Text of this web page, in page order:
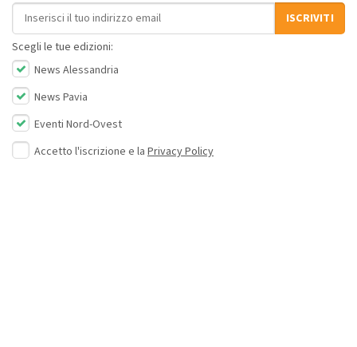
Indirizzo email
ISCRIVITI
Scegli le tue edizioni:
News Alessandria
News Pavia
Eventi Nord-Ovest
Accetto l'iscrizione e la Privacy Policy